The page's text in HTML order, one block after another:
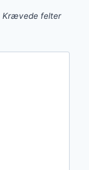
Krævede felter